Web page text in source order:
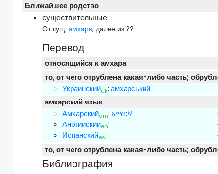
Ближайшее родство
существительные:
От сущ.амхара, далее из ??
Перевод
относящийся к амхара
то, от чего отрублена какая-либо часть;
Украинскийuk:амхарський
амхарский язык
Амхарскийam:አማርኛ
Английскийen:
Испанскийes:
то, от чего отрублена какая-либо часть;
Библиография